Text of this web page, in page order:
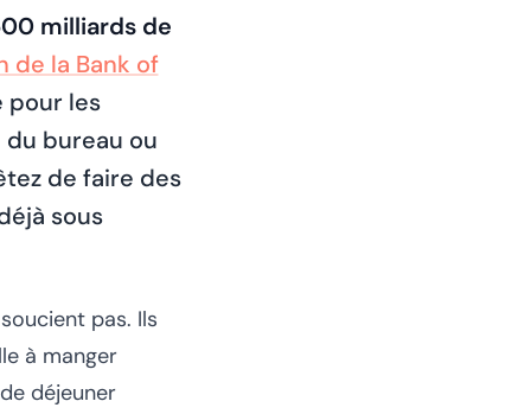
milliards de
de la Bank of
pour les
bureau ou
de faire des
sous
pas. Ils
à manger
déjeuner